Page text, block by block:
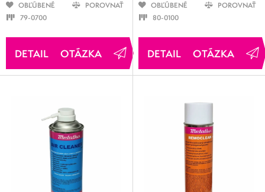
OBĽÚBENÉ
POROVNAŤ
79-0700
OTÁZKA
OBĽÚBENÉ
POROVNAŤ
80-0100
OTÁZKA